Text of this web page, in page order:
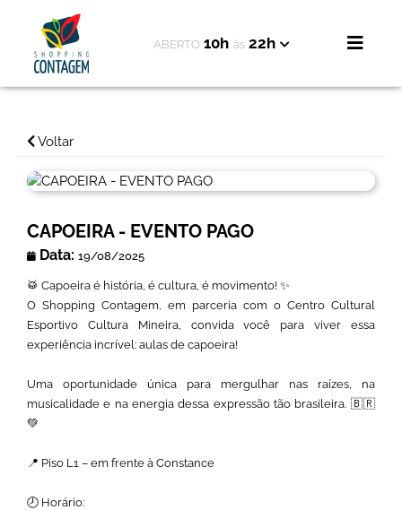
ABERTO 10h às 22h
Voltar
CAPOEIRA - EVENTO PAGO
Data: 19/08/2025
🥁 Capoeira é história, é cultura, é movimento! ✨
O Shopping Contagem, em parceria com o Centro Cultural
Esportivo Cultura Mineira, convida você para viver essa
experiência incrível: aulas de capoeira!
Uma oportunidade única para mergulhar nas raízes, na
musicalidade e na energia dessa expressão tão brasileira. 🇧🇷
💚
📍 Piso L1 – em frente à Constance
🕗 Horário: